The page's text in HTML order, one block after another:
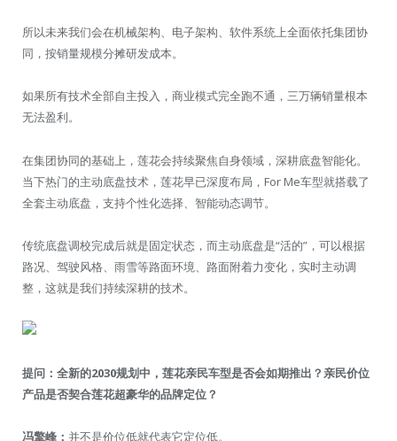
所以未来我们会在机械架构、电子架构、软件系统上全面依托集团协
同，按销量规模分摊研发成本。
如果所有技术全部自主投入，商业模式完全跑不通，三万辆销量根本
无法盈利。
在集团协同的基础上，莲花会持续聚焦自身领域，深耕底盘智能化。
当下热门的主动底盘技术，莲花早已深度布局，For Me车型就搭载了
全套主动底盘，支持个性化选择、智能动态调节。
传统底盘调校完成后就是固定状态，而主动底盘是“活的”，可以根据
路况、驾驶风格、雨雪等路面环境、路面附着力变化，实时主动调
整，这就是我们持续深耕的技术。
提问：全新的2030规划中，莲花亲民车型是否会如期推出？亲民价位
产品是否契合莲花超豪华的品牌定位？
冯擎峰： 并不是价位低就代表它定位低。